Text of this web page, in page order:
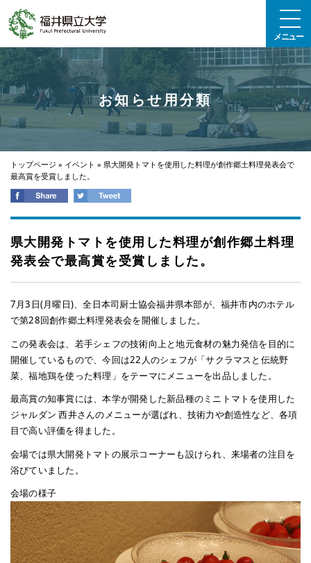
メニュー
お知らせ用分類
トップページ » イベント » 県大開発トマトを使用した料理が創作郷土料理発表会で
最高賞を受賞しました。
県大開発トマトを使用した料理が創作郷土料理
発表会で最高賞を受賞しました。
7月3日(月曜日)、全日本司厨士協会福井県本部が、福井市内のホテル
で第28回創作郷土料理発表会を開催しました。
この発表会は、若手シェフの技術向上と地元食材の魅力発信を目的に
開催しているもので、今回は22人のシェフが「サクラマスと伝統野
菜、福地鶏を使った料理」をテーマにメニューを出品しました。
最高賞の知事賞には、本学が開発した新品種のミニトマトを使用した
ジャルダン 西井さんのメニューが選ばれ、技術力や創造性など、各項
目で高い評価を得ました。
会場では県大開発トマトの展示コーナーも設けられ、来場者の注目を
浴びていました。
会場の様子